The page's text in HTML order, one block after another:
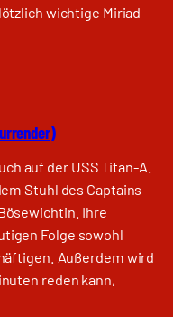
wichtige Miriad
auf der USS Titan-A.
Stuhl des Captains
Ihre
Folge sowohl
Außerdem wird
reden kann,